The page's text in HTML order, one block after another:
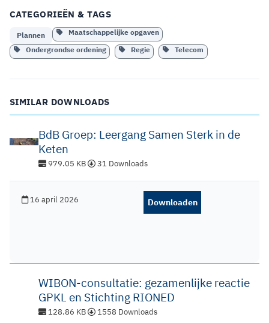
CATEGORIEËN & TAGS
Plannen
Maatschappelijke opgaven
Ondergrondse ordening
Regie Telecom
SIMILAR DOWNLOADS
BdB Groep: Leergang Samen Sterk in de
Keten
979.05 KB 31 Downloads
16 april 2026 Downloaden
WIBON-consultatie: gezamenlijke reactie
GPKL en Stichting RIONED
128.86 KB 1558 Downloads